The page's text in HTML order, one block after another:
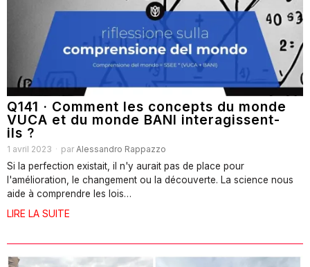
Q141 · Comment les concepts du monde
VUCA et du monde BANI interagissent-
ils ?
1 avril 2023 par Alessandro Rappazzo
Si la perfection existait, il n'y aurait pas de place pour
l'amélioration, le changement ou la découverte. La science nous
aide à comprendre les lois…
LIRE LA SUITE